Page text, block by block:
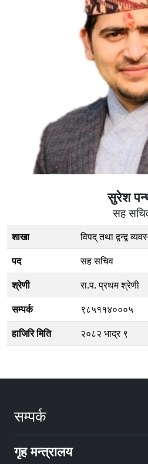
सुरेश
सह
शाखा
विपद् तथा द्वन्द्व
पद
सह सचिव
श्रेणी
रा.प. प्रथम श्रेणी
सम्पर्क
९८५११४०००५
हाजिरि मिति
२०८२ भाद्र ९
सम्पर्क
गृह मन्त्रालय